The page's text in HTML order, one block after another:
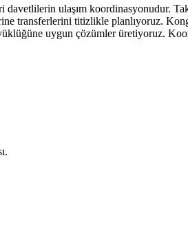
davetlilerin ulaşım
transferlerini titizlikle planlıyoruz.
uygun çözümler üretiyoruz.